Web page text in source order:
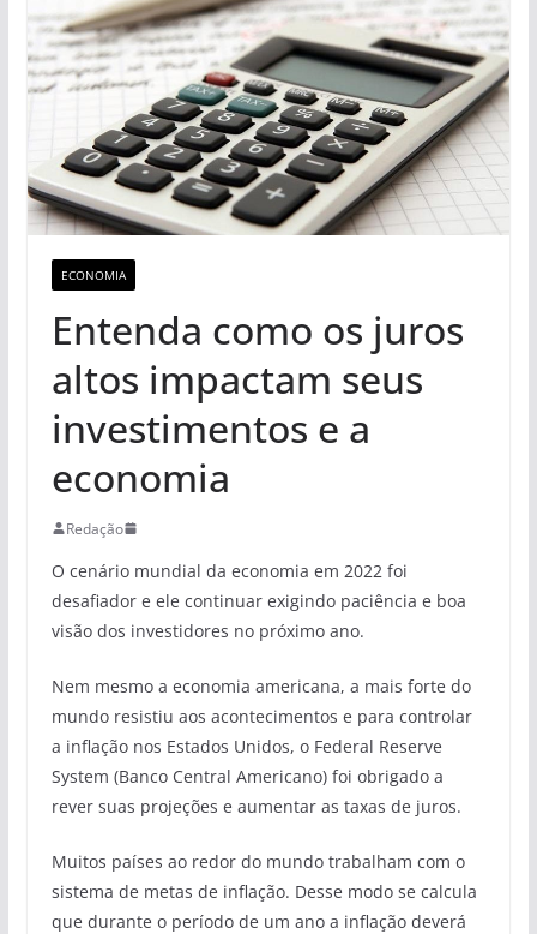
ECONOMIA
Entenda como os juros
altos impactam seus
investimentos e a
economia
Redação
O cenário mundial da economia em 2022 foi
desafiador e ele continuar exigindo paciência e boa
visão dos investidores no próximo ano.
Nem mesmo a economia americana, a mais forte do
mundo resistiu aos acontecimentos e para controlar
a inflação nos Estados Unidos, o Federal Reserve
System (Banco Central Americano) foi obrigado a
rever suas projeções e aumentar as taxas de juros.
Muitos países ao redor do mundo trabalham com o
sistema de metas de inflação. Desse modo se calcula
que durante o período de um ano a inflação deverá